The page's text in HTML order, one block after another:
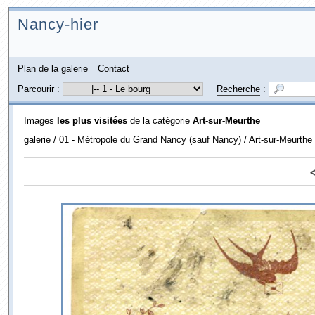
Nancy-hier
Plan de la galerie
Contact
Parcourir :
Recherche:
Images les plus visitéesde la catégorie Art-sur-Meurthe
galerie/ 01 - Métropole du Grand Nancy (sauf Nancy)/ Art-sur-Meurthe